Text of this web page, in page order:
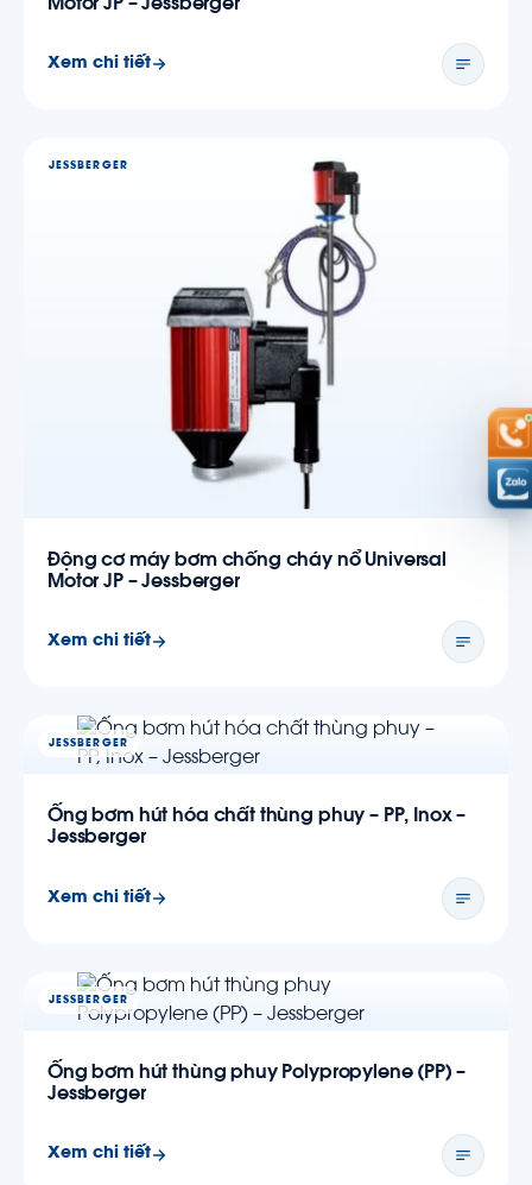
Motor JP – Jessberger
Xem chi tiết
JESSBERGER
Động cơ máy bơm chống cháy nổ Universal
Motor JP – Jessberger
Xem chi tiết
JESSBERGER
Ống bơm hút hóa chất thùng phuy – PP, Inox –
Jessberger
Xem chi tiết
JESSBERGER
Ống bơm hút thùng phuy Polypropylene (PP) –
Jessberger
Xem chi tiết